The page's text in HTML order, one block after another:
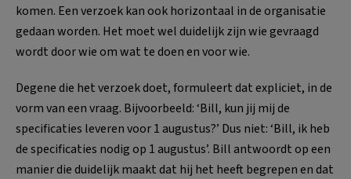
komen. Een verzoek kan ook horizontaal in de organisatie
gedaan worden. Het moet wel duidelijk zijn wie gevraagd
wordt door wie om wat te doen en voor wie.
Degene die het verzoek doet, formuleert dat expliciet, in de
vorm van een vraag. Bijvoorbeeld: ‘Bill, kun jij mij de
specificaties leveren voor 1 augustus?’ Dus niet: ‘Bill, ik heb
de specificaties nodig op 1 augustus’. Bill antwoordt op een
manier die duidelijk maakt dat hij het heeft begrepen en dat